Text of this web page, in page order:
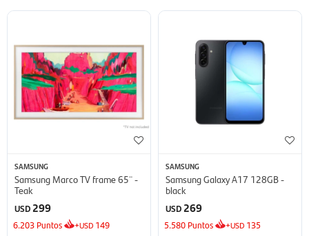
SAMSUNG
Samsung Marco TV frame 65¨ -
Teak
USD 299
6.203 Puntos +USD 149
SAMSUNG
Samsung Galaxy A17 128GB -
black
USD 269
5.580 Puntos +USD 135